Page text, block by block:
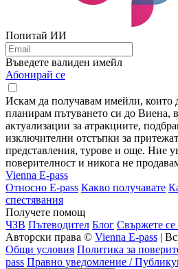
Попитай ИИ
Въведете валиден имейл
Абонирай се
Искам да получавам имейли, които
планирам пътуването си до Виена,
актуализации за атракциите,
изключителни отстъпки за
представления, турове и още. Ние
поверителност и никога не
Vienna E-pass
Относно E-pass Какво получавате
спестявания
Получете помощ
ЧЗВ Пътеводител Блог Свържете се
Авторски права © Vienna E-pass |
Общи условия Политика за
pass Правно уведомление /